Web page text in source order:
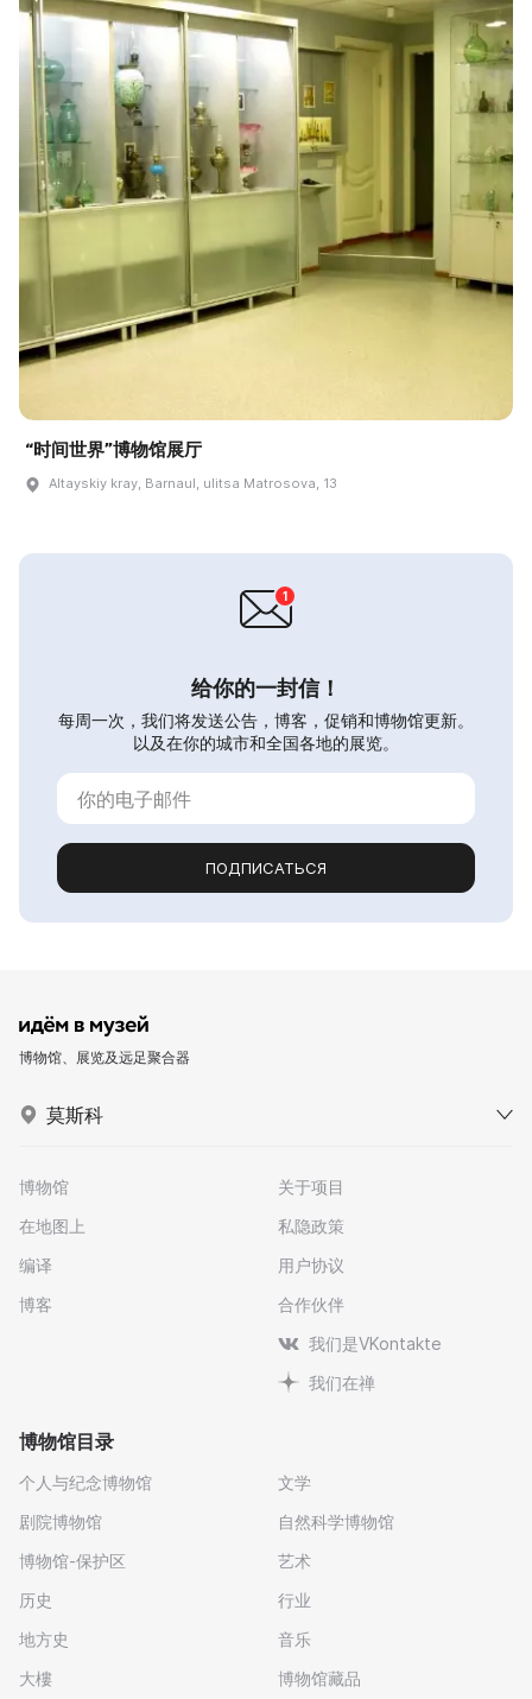
“时间世界”博物馆展厅
Altayskiy kray, Barnaul, ulitsa Matrosova, 13
给你的一封信！
每周一次，我们将发送公告，博客，促销和博物馆更新。
以及在你的城市和全国各地的展览。
ПОДПИСАТЬСЯ
博物馆、展览及远足聚合器
莫斯科
博物馆
在地图上
编译
博客
关于项目
私隐政策
用户协议
合作伙伴
我们是VKontakte
我们在禅
博物馆目录
个人与纪念博物馆
剧院博物馆
博物馆-保护区
历史
地方史
大樓
文学
自然科学博物馆
艺术
行业
音乐
博物馆藏品